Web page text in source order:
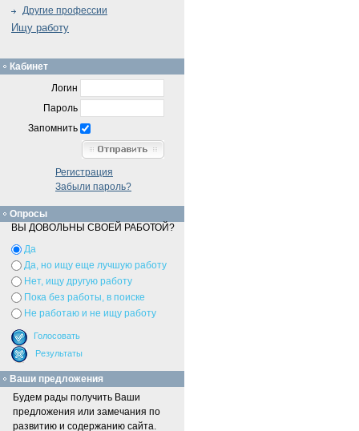
Другие профессии
Ищу работу
Кабинет
Логин
Пароль
Запомнить
Регистрация
Забыли пароль?
Опросы
ВЫ ДОВОЛЬНЫ СВОЕЙ РАБОТОЙ?
Да
Да, но ищу еще лучшую работу
Нет, ищу другую работу
Пока без работы, в поиске
Не работаю и не ищу работу
Ваши предложения
Будем рады получить Ваши
предложения или замечания по
развитию и содержанию сайта.